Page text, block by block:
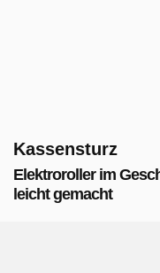
Kassensturz
Elektroroller im
leicht gemacht